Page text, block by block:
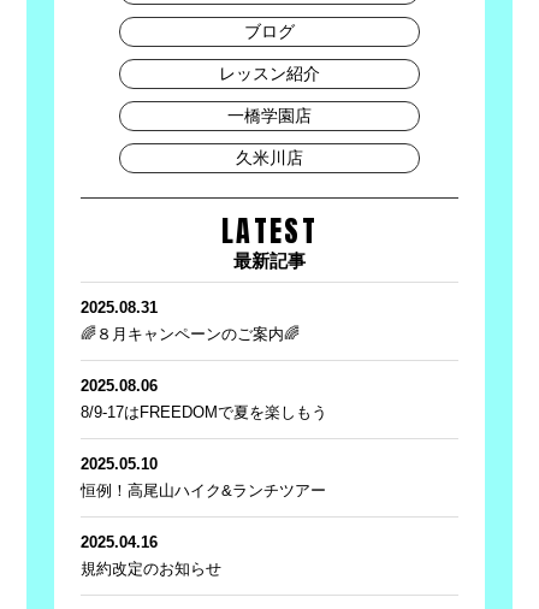
ブログ
レッスン紹介
一橋学園店
久米川店
LATEST
最新記事
2025.08.31
🌈８月キャンペーンのご案内🌈
2025.08.06
8/9-17はFREEDOMで夏を楽しもう
2025.05.10
恒例！高尾山ハイク&ランチツアー
2025.04.16
規約改定のお知らせ